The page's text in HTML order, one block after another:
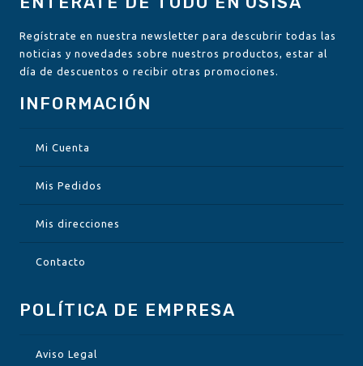
INFORMACIÓN
Mi Cuenta
Mis Pedidos
Mis direcciones
Contacto
POLÍTICA DE EMPRESA
Aviso Legal
Regístrate en nuestra newsletter para descubrir todas las
noticias y novedades sobre nuestros productos, estar al
día de descuentos o recibir otras promociones.